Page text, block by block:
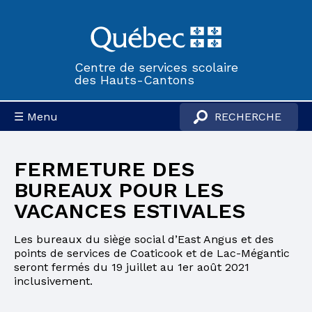
Centre de services scolaire
des Hauts-Cantons
☰ Menu
FERMETURE DES
BUREAUX POUR LES
VACANCES ESTIVALES
Les bureaux du siège social d’East Angus et des
points de services de Coaticook et de Lac-Mégantic
seront fermés du 19 juillet au 1er août 2021
inclusivement.